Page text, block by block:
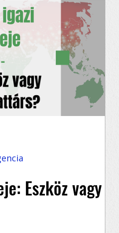
Eszköz vagy